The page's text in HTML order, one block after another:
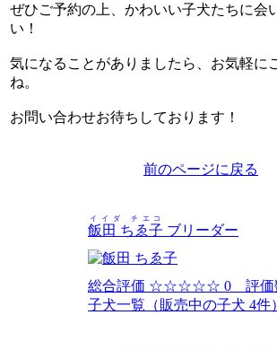
ぜひご予約の上、かわいい子犬たちに会
い！
気になることがありましたら、お気軽に
ね。
お問い合わせお待ちしております！
前のページに戻る
飯田 ちゑ子
イイダ チエコ
ブリーダー
総合評価 ☆☆☆☆☆ 0 評価
子犬一覧（販売中の子犬 4件）